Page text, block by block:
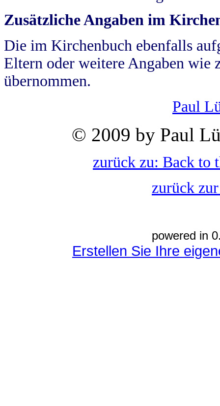
Zusätzliche Angaben im
Die im Kirchenbuch ebenfalls
Eltern oder weitere Angaben wie
übernommen.
Paul
© 2009 by Paul
zurück zu: Back to
zurück
powered in
Erstellen Sie Ihre